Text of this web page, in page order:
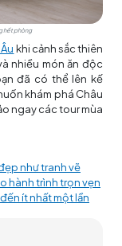
hết phòng
khi cảnh sắc thiên
nhiều món ăn độc
đã có thể lên kế
khám phá Châu
ngay các tour mùa
như tranh vẽ
hành trình trọn vẹn
ít nhất một lần